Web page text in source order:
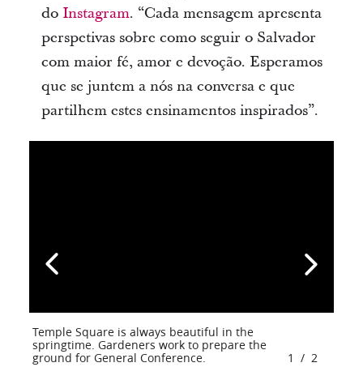
do Instagram. “Cada mensagem apresenta
perspetivas sobre como seguir o Salvador
com maior fé, amor e devoção. Esperamos
que se juntem a nós na conversa e que
partilhem estes ensinamentos inspirados”.
Temple Square is always beautiful in the
springtime. Gardeners work to prepare the
ground for General Conference.
1 / 2